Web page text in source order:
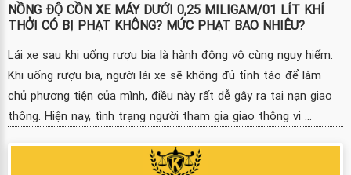
NỒNG ĐỘ CỒN XE MÁY DƯỚI 0,25 MILIGAM/01 LÍT KHÍ
THỞI CÓ BỊ PHẠT KHÔNG? MỨC PHẠT BAO NHIÊU?
Lái xe sau khi uống rượu bia là hành động vô cùng nguy hiểm.
Khi uống rượu bia, người lái xe sẽ không đủ tỉnh táo để làm
chủ phương tiện của mình, điều này rất dễ gây ra tai nạn giao
thông. Hiện nay, tình trạng người tham gia giao thông vi ...